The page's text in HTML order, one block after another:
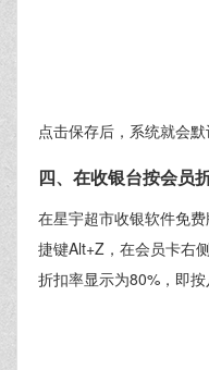
点击保存后，系统就会
四、在收银台按会员
在星宇超市收银软件免
捷键Alt+Z，在会员卡右
折扣率显示为80%，即